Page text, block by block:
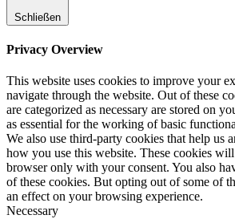
Schließen
Privacy Overview
This website uses cookies to improve your
navigate through the website. Out of these
are categorized as necessary are stored on
as essential for the working of basic
We also use third-party cookies that help us
how you use this website. These cookies
browser only with your consent. You also
of these cookies. But opting out of some of
an effect on your browsing experience.
Necessary